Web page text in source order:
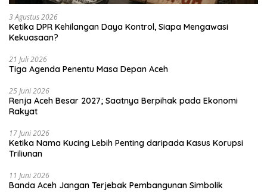
3 Agustus 2026
Ketika DPR Kehilangan Daya Kontrol, Siapa Mengawasi
Kekuasaan?
21 Juli 2026
Tiga Agenda Penentu Masa Depan Aceh
25 Juni 2026
Renja Aceh Besar 2027; Saatnya Berpihak pada Ekonomi
Rakyat
17 Juni 2026
Ketika Nama Kucing Lebih Penting daripada Kasus Korupsi
Triliunan
11 Juni 2026
Banda Aceh Jangan Terjebak Pembangunan Simbolik